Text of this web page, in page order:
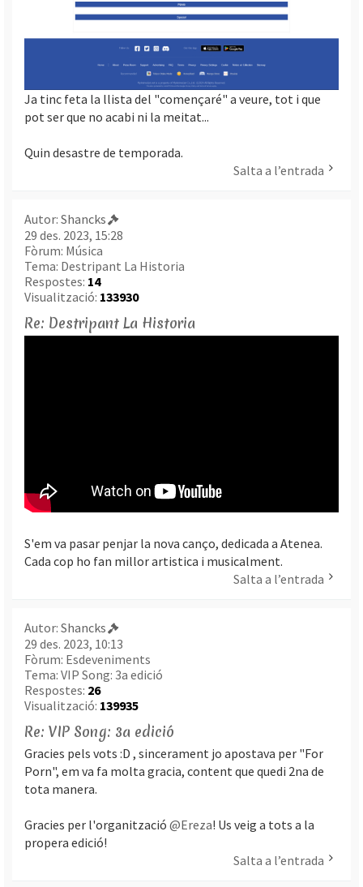
Ja tinc feta la llista del "començaré" a veure, tot i que
pot ser que no acabi ni la meitat...
Quin desastre de temporada.
Salta a l’entrada
Autor: Shancks
29 des. 2023, 15:28
Fòrum: Música
Tema: Destripant La Historia
Respostes: 14
Visualització: 133930
Re: Destripant La Historia
S'em va pasar penjar la nova canço, dedicada a Atenea.
Cada cop ho fan millor artistica i musicalment.
Salta a l’entrada
Autor: Shancks
29 des. 2023, 10:13
Fòrum: Esdeveniments
Tema: VIP Song: 3a edició
Respostes: 26
Visualització: 139935
Re: VIP Song: 3a edició
Gracies pels vots :D , sincerament jo apostava per "For
Porn", em va fa molta gracia, content que quedi 2na de
tota manera.
Gracies per l'organització @Ereza! Us veig a tots a la
propera edició!
Salta a l’entrada